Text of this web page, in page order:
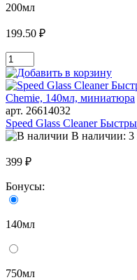
200мл
199.50 ₽
арт. 26614032
Speed Glass Cleaner
В наличии:
399 ₽
Бонусы:
140мл
750мл